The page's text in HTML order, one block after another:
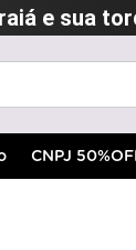
e sua
CNPJ